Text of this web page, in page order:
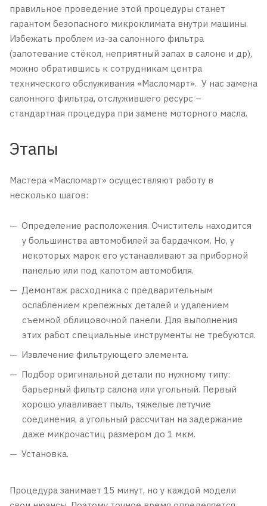
правильное проведение этой процедуры станет
гарантом безопасного микроклимата внутри машины.
Избежать проблем из-за салонного фильтра
(запотевание стёкол, неприятный запах в салоне и др),
можно обратившись к сотрудникам центра
технического обслуживания «Масломарт». У нас замена
салонного фильтра, отслужившего ресурс –
стандартная процедура при замене моторного масла.
Этапы
Мастера «Масломарт» осуществляют работу в
несколько шагов:
Определение расположения. Очиститель находится
у большинства автомобилей за бардачком. Но, у
некоторых марок его устанавливают за приборной
панелью или под капотом автомобиля.
Демонтаж расходника с предварительным
ослаблением крепежных деталей и удалением
съемной облицовочной панели. Для выполнения
этих работ специальные инструменты не требуются.
Извлечение фильтрующего элемента.
Подбор оригинальной детали по нужному типу:
барьерный фильтр салона или угольный. Первый
хорошо улавливает пыль, тяжелые летучие
соединения, а угольный рассчитан на задержание
даже микрочастиц размером до 1 мкм.
Установка.
Процедура занимает 15 минут, но у каждой модели